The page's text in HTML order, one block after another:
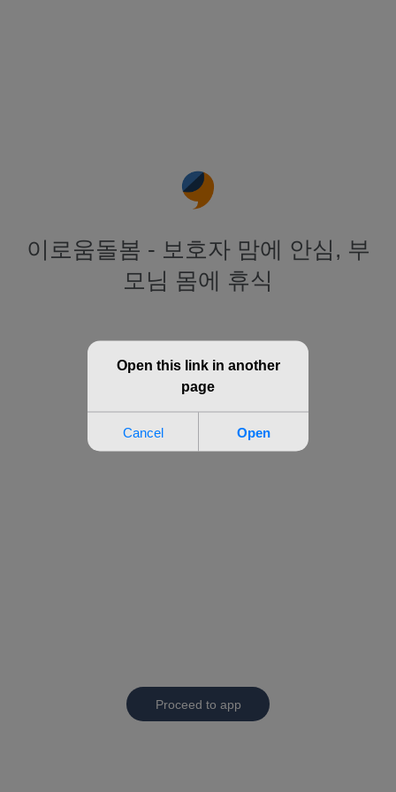
이로움돌봄 - 보호자 맘에 안심, 부
모님 몸에 휴식
Proceed to app